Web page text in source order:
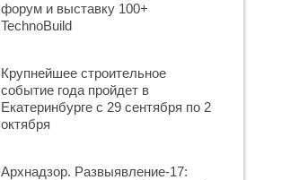
форум и выставку 100+
TechnoBuild
Крупнейшее строительное
событие года пройдет в
Екатеринбурге с 29 сентября по 2
октября
Архнадзор. Развыявление-17: